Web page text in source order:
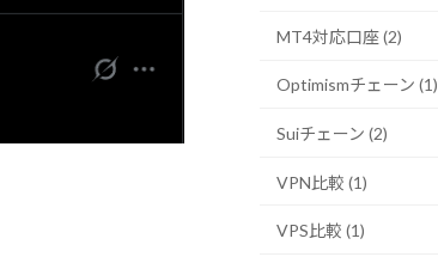
MT4対応口座 (2)
Optimismチェーン (1)
Suiチェーン (2)
VPN比較 (1)
VPS比較 (1)